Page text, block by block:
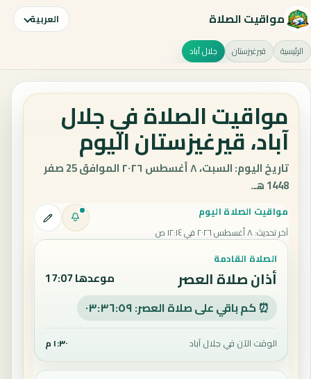
مواقيت الصلاة العربية
الرئيسية قيرغيزستان جلال آباد
مواقيت الصلاة في جلال
آباد، قيرغيزستان اليوم
تاريخ اليوم: السبت، ٨ أغسطس ٢٠٢٦ الموافق 25 صفر
1448 هـ.
مواقيت الصلاة اليوم
آخر تحديث:٨ أغسطس ٢٠٢٦ في ١٢:١٤ ص
الصلاة القادمة
أذان صلاة العصر موعدها 17:07
⏰ كم باقي على صلاة العصر: ٠٣:٣٦:٥٨
الوقت الآن في جلال آباد ١:٣٠ م